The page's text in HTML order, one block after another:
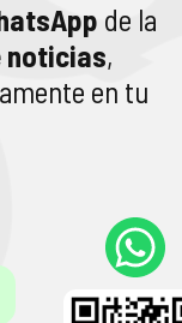
de la
noticias,
en tu